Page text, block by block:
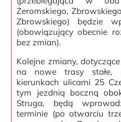
Żeromskiego,
Zbrowskiego) będzie
(obowiązujący obecnie
bez zmian).
Kolejne zmiany,
na nowe trasy stałe,
kierunkach ulicami 25
tym jezdnią boczną
Struga, będą
terminie (po otwarciu